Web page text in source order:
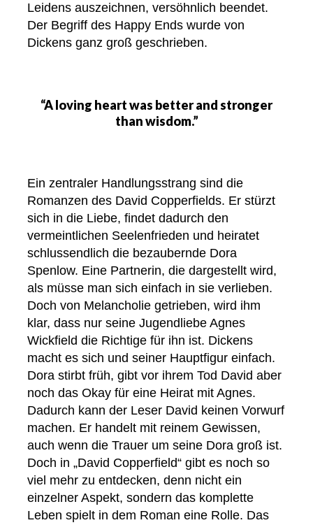
Leidens auszeichnen, versöhnlich beendet.
Der Begriff des Happy Ends wurde von
Dickens ganz groß geschrieben.
“A loving heart was better and stronger
than wisdom.”
Ein zentraler Handlungsstrang sind die
Romanzen des David Copperfields. Er stürzt
sich in die Liebe, findet dadurch den
vermeintlichen Seelenfrieden und heiratet
schlussendlich die bezaubernde Dora
Spenlow. Eine Partnerin, die dargestellt wird,
als müsse man sich einfach in sie verlieben.
Doch von Melancholie getrieben, wird ihm
klar, dass nur seine Jugendliebe Agnes
Wickfield die Richtige für ihn ist. Dickens
macht es sich und seiner Hauptfigur einfach.
Dora stirbt früh, gibt vor ihrem Tod David aber
noch das Okay für eine Heirat mit Agnes.
Dadurch kann der Leser David keinen Vorwurf
machen. Er handelt mit reinem Gewissen,
auch wenn die Trauer um seine Dora groß ist.
Doch in „David Copperfield“ gibt es noch so
viel mehr zu entdecken, denn nicht ein
einzelner Aspekt, sondern das komplette
Leben spielt in dem Roman eine Rolle. Das